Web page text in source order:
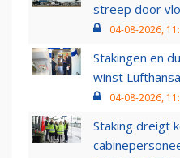
streep door
04-08-2026,
Stakingen en
winst
04-08-2026,
Staking dreigt